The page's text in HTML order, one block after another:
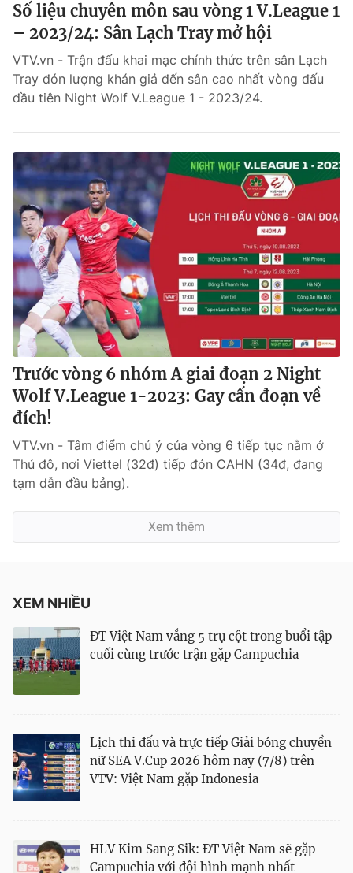
Số liệu chuyên môn sau vòng 1 V.League 1
– 2023/24: Sân Lạch Tray mở hội
VTV.vn - Trận đấu khai mạc chính thức trên sân Lạch
Tray đón lượng khán giả đến sân cao nhất vòng đấu
đầu tiên Night Wolf V.League 1 - 2023/24.
Trước vòng 6 nhóm A giai đoạn 2 Night
Wolf V.League 1-2023: Gay cấn đoạn về
đích!
VTV.vn - Tâm điểm chú ý của vòng 6 tiếp tục nằm ở
Thủ đô, nơi Viettel (32đ) tiếp đón CAHN (34đ, đang
tạm dẫn đầu bảng).
Xem thêm
XEM NHIỀU
ĐT Việt Nam vắng 5 trụ cột trong buổi tập
cuối cùng trước trận gặp Campuchia
Lịch thi đấu và trực tiếp Giải bóng chuyền
nữ SEA V.Cup 2026 hôm nay (7/8) trên
VTV: Việt Nam gặp Indonesia
HLV Kim Sang Sik: ĐT Việt Nam sẽ gặp
Campuchia với đội hình mạnh nhất